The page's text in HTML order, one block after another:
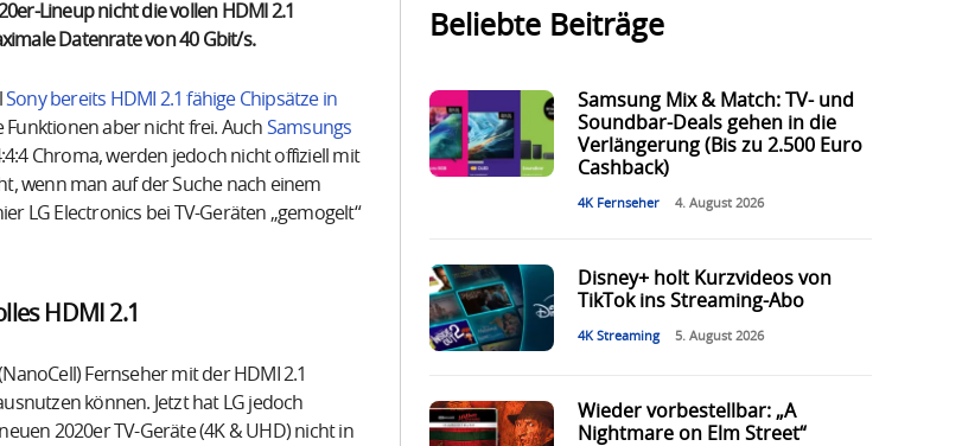
Lineup nicht die vollen HDMI 2.1
Datenrate von 40 Gbit/s.
Sony bereits HDMI 2.1 fähige Chipsätze in
Funktionen aber nicht frei. Auch Samsungs
Chroma, werden jedoch nicht offiziell mit
wenn man auf der Suche nach einem
LG Electronics bei TV-Geräten „gemogelt“
HDMI 2.1
Fernseher mit der HDMI 2.1
können. Jetzt hat LG jedoch
2020er TV-Geräte (4K & UHD) nicht in
Beliebte Beiträge
Samsung Mix & Match: TV- und
Soundbar-Deals gehen in die
Verlängerung (Bis zu 2.500 Euro
Cashback)
4K Fernseher 4. August 2026
Disney+ holt Kurzvideos von
TikTok ins Streaming-Abo
4K Streaming 5. August 2026
Wieder vorbestellbar: „A
Nightmare on Elm Street“